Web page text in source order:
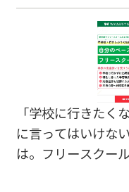
焦るお気持ちは痛
理に勉強をさせよ
なるケースが非常
中の学習との正し
工夫をお伝えしま
のがNGなのか？
どもの心は「エ…
「学校に行きたく
に言ってはいけな
は。フリースクー